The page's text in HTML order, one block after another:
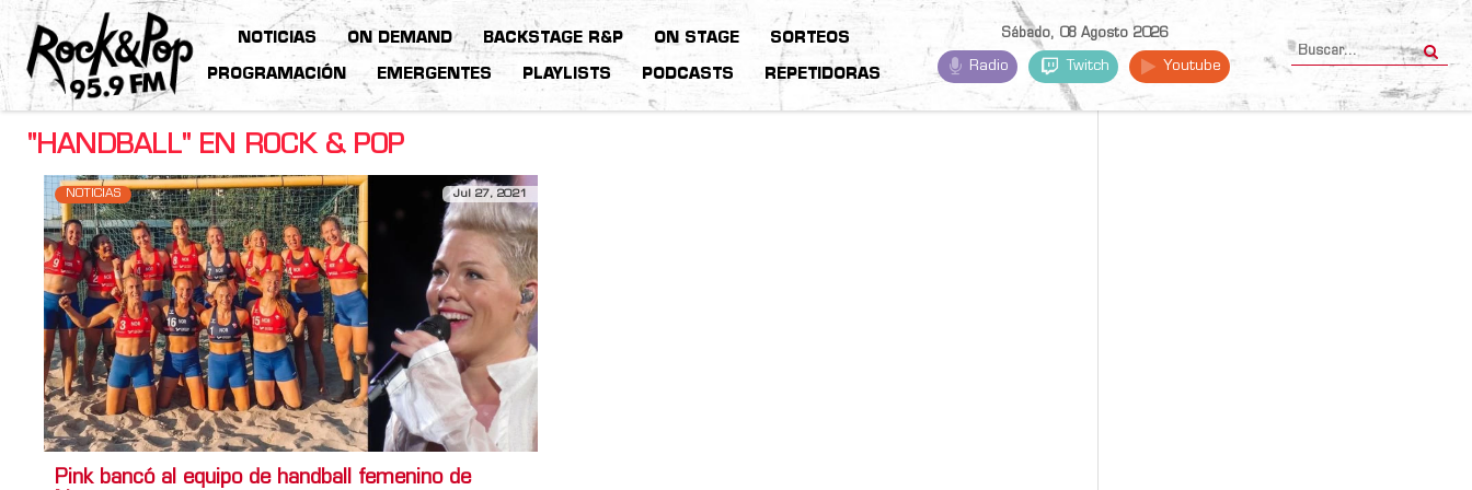
NOTICIAS ON DEMAND BACKSTAGE R&P ON STAGE SORTEOS
PROGRAMACIÓN EMERGENTES PLAYLISTS PODCASTS REPETIDORAS
Sábado, 08 Agosto 2026
Radio Twitch Youtube
"HANDBALL" EN ROCK & POP
NOTICIAS Jul 27, 2021
Pink bancó al equipo de handball femenino de